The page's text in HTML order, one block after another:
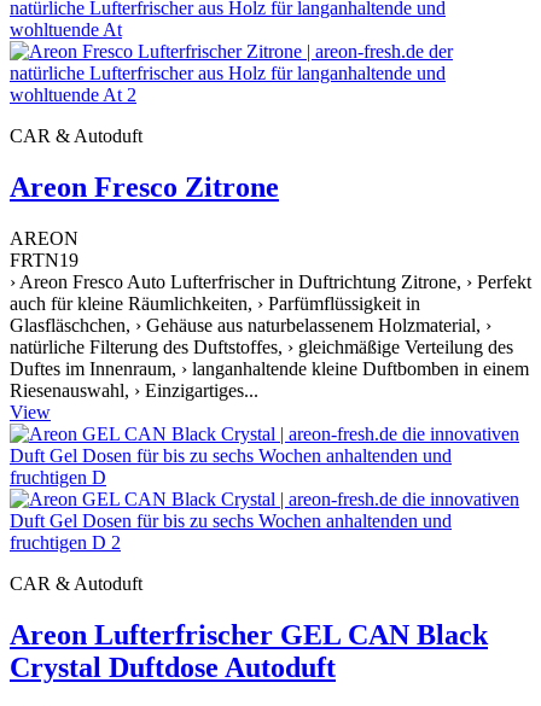
CAR & Autoduft
Areon Fresco Zitrone
AREON
FRTN19
› Areon Fresco Auto Lufterfrischer in Duftrichtung Zitrone, › Perfekt
auch für kleine Räumlichkeiten, › Parfümflüssigkeit in
Glasfläschchen, › Gehäuse aus naturbelassenem Holzmaterial, ›
natürliche Filterung des Duftstoffes, › gleichmäßige Verteilung des
Duftes im Innenraum, › langanhaltende kleine Duftbomben in einem
Riesenauswahl, › Einzigartiges...
View
CAR & Autoduft
Areon Lufterfrischer GEL CAN Black
Crystal Duftdose Autoduft